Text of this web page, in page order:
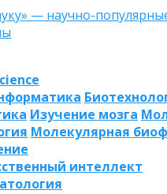
Изучение мозга
Молекулярная
интеллект